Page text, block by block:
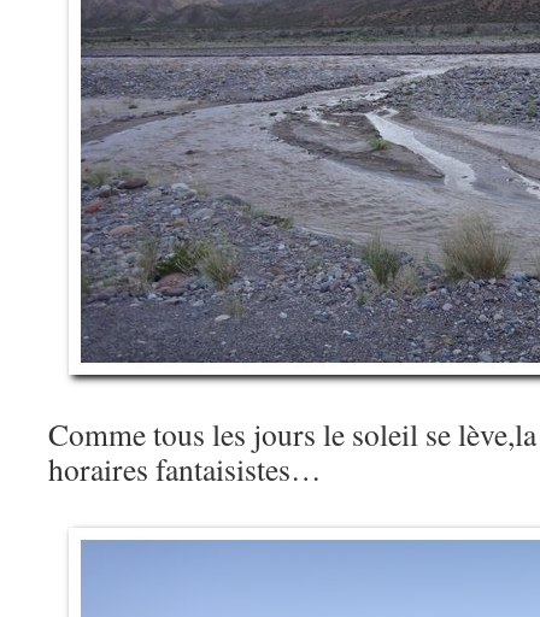
Comme tous les jours le soleil se
horaires fantaisistes…